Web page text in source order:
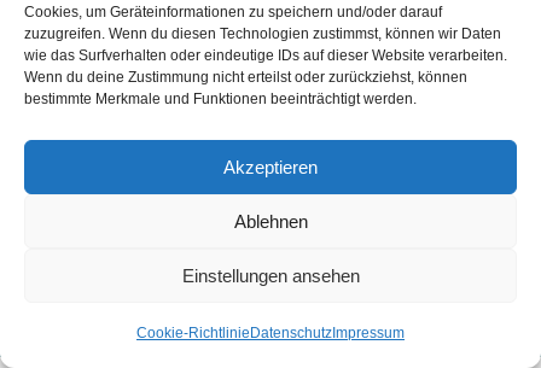
Cookies, um Geräteinformationen zu speichern und/oder darauf
zuzugreifen. Wenn du diesen Technologien zustimmst, können wir Daten
wie das Surfverhalten oder eindeutige IDs auf dieser Website verarbeiten.
Wenn du deine Zustimmung nicht erteilst oder zurückziehst, können
bestimmte Merkmale und Funktionen beeinträchtigt werden.
Akzeptieren
Ablehnen
Einstellungen ansehen
Cookie-Richtlinie Datenschutz Impressum
Kontakt Presse Impressum
Haftung
Webdesign: 2024 by Markus Komposch
reserved. Client Logos are copyright and
trademark of the respective owners / companies.